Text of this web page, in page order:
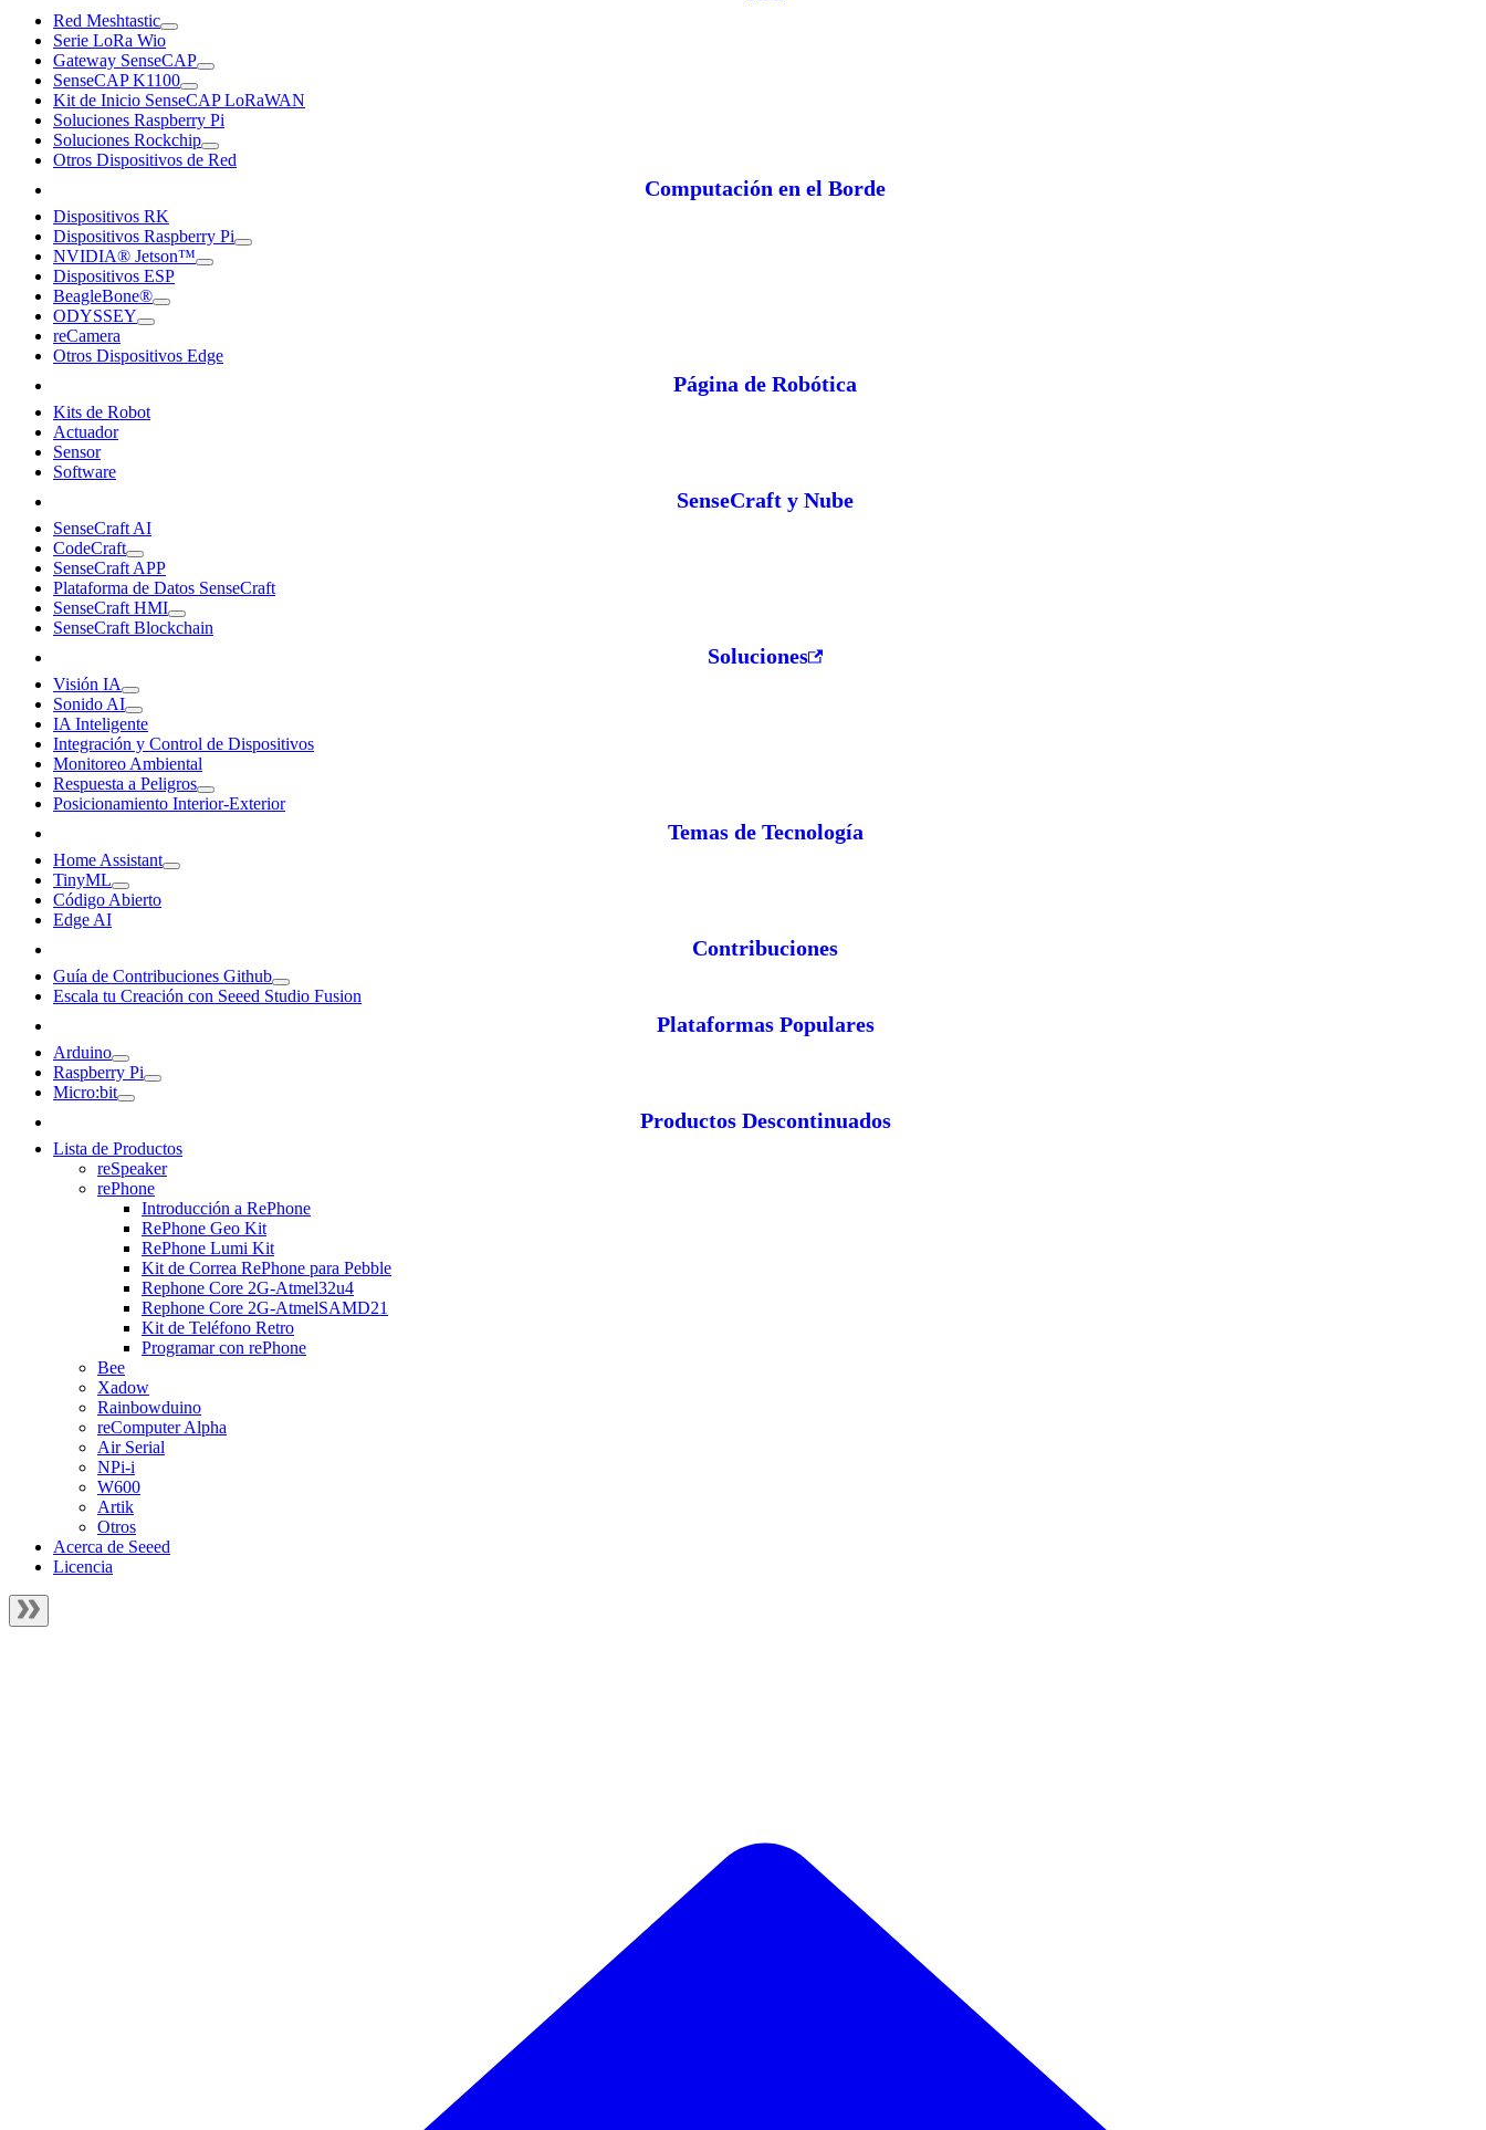
Red Meshtastic
Serie LoRa Wio
Gateway SenseCAP
SenseCAP K1100
Kit de Inicio SenseCAP LoRaWAN
Soluciones Raspberry Pi
Soluciones Rockchip
Otros Dispositivos de Red
Computación en el Borde
Dispositivos RK
Dispositivos Raspberry Pi
NVIDIA® Jetson™
Dispositivos ESP
BeagleBone®
ODYSSEY
reCamera
Otros Dispositivos Edge
Página de Robótica
Kits de Robot
Actuador
Sensor
Software
SenseCraft y Nube
SenseCraft AI
CodeCraft
SenseCraft APP
Plataforma de Datos SenseCraft
SenseCraft HMI
SenseCraft Blockchain
Soluciones
Visión IA
Sonido AI
IA Inteligente
Integración y Control de Dispositivos
Monitoreo Ambiental
Respuesta a Peligros
Posicionamiento Interior-Exterior
Temas de Tecnología
Home Assistant
TinyML
Código Abierto
Edge AI
Contribuciones
Guía de Contribuciones Github
Escala tu Creación con Seeed Studio Fusion
Plataformas Populares
Arduino
Raspberry Pi
Micro:bit
Productos Descontinuados
Lista de Productos
reSpeaker
rePhone
Introducción a RePhone
RePhone Geo Kit
RePhone Lumi Kit
Kit de Correa RePhone para Pebble
Rephone Core 2G-Atmel32u4
Rephone Core 2G-AtmelSAMD21
Kit de Teléfono Retro
Programar con rePhone
Bee
Xadow
Rainbowduino
reComputer Alpha
Air Serial
NPi-i
W600
Artik
Otros
Acerca de Seeed
Licencia